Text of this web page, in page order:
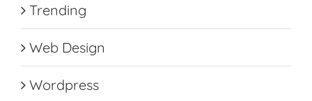
Trending
Web Design
Wordpress